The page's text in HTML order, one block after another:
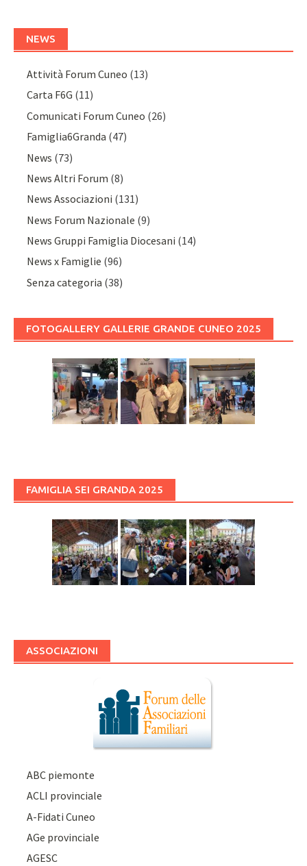
NEWS
Attività Forum Cuneo (13)
Carta F6G (11)
Comunicati Forum Cuneo (26)
Famiglia6Granda (47)
News (73)
News Altri Forum (8)
News Associazioni (131)
News Forum Nazionale (9)
News Gruppi Famiglia Diocesani (14)
News x Famiglie (96)
Senza categoria (38)
FOTOGALLERY GALLERIE GRANDE CUNEO 2025
FAMIGLIA SEI GRANDA 2025
ASSOCIAZIONI
ABC piemonte
ACLI provinciale
A-Fidati Cuneo
AGe provinciale
AGESC